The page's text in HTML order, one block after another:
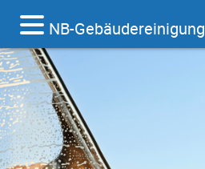
NB-Gebäudereinigung